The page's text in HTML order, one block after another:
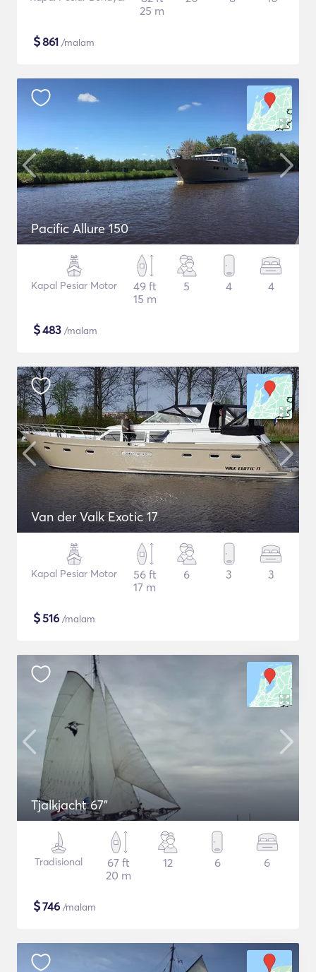
25 m
$861 /malam
Pacific Allure 150
Kapal Pesiar Motor
49 ft
15 m
5 4 4
$483 /malam
Van der Valk Exotic 17
Kapal Pesiar Motor
56 ft
17 m
6 3 3
$516 /malam
Tjalkjacht 67"
Tradisional
67 ft
20 m
12 6 6
$746 /malam